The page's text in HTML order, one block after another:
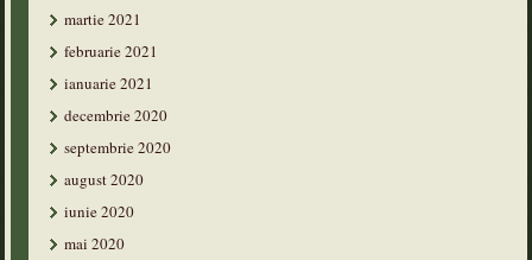
martie 2021
februarie 2021
ianuarie 2021
decembrie 2020
septembrie 2020
august 2020
iunie 2020
mai 2020